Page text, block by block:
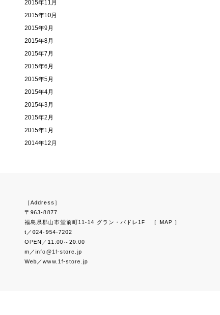
2015年11月
2015年10月
2015年9月
2015年8月
2015年7月
2015年6月
2015年5月
2015年4月
2015年3月
2015年2月
2015年1月
2014年12月
［Address］
〒963-8877
福島県郡山市堂前町11-14 グラン・パドレ1F
［ MAP ］
t／024-954-7202
OPEN／11:00～20:00
m／info@1f-store.jp
Web／www.1f-store.jp